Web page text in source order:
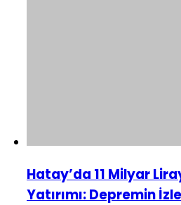
Hatay’da 11 Milyar
Yatırımı: Depremin